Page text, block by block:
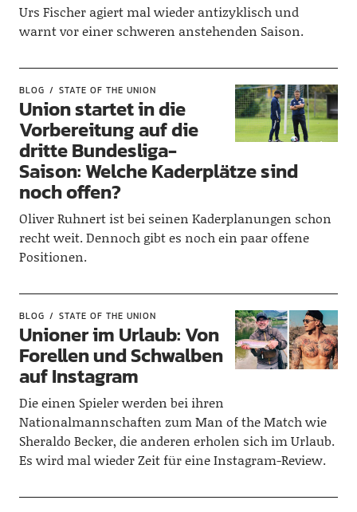
Urs Fischer agiert mal wieder antizyklisch und
warnt vor einer schweren anstehenden Saison.
BLOG STATE OF THE UNION
Union startet in die
Vorbereitung auf die
dritte Bundesliga-
Saison: Welche Kaderplätze sind
noch offen?
Oliver Ruhnert ist bei seinen Kaderplanungen schon
recht weit. Dennoch gibt es noch ein paar offene
Positionen.
BLOG STATE OF THE UNION
Unioner im Urlaub: Von
Forellen und Schwalben
auf Instagram
Die einen Spieler werden bei ihren
Nationalmannschaften zum Man of the Match wie
Sheraldo Becker, die anderen erholen sich im Urlaub.
Es wird mal wieder Zeit für eine Instagram-Review.